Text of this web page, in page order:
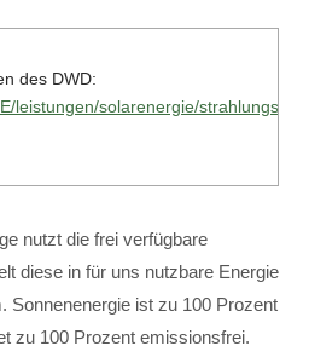
des DWD:
leistungen/solarenergie/
nutzt die frei verfügbare
diese in für uns nutzbare Energie
Sonnenenergie ist zu 100 Prozent
zu 100 Prozent emissionsfrei.